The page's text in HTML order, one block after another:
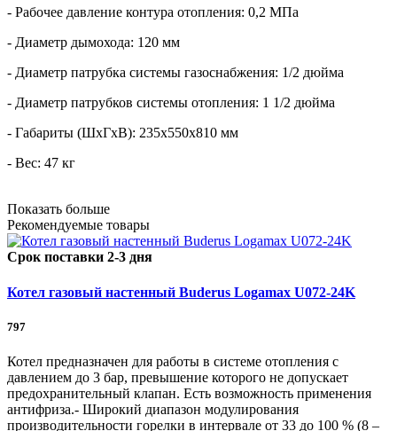
- Рабочее давление контура отопления: 0,2 МПа
- Диаметр дымохода: 120 мм
- Диаметр патрубка системы газоснабжения: 1/2 дюйма
- Диаметр патрубков системы отопления: 1 1/2 дюйма
- Габариты (ШхГхВ): 235х550х810 мм
- Вес: 47 кг
Показать больше
Рекомендуемые товары
Срок поставки 2-3 дня
Котел газовый настенный Buderus Logamax U072-24K
797
Котел предназначен для работы в системе отопления с
давлением до 3 бар, превышение которого не допускает
предохранительный клапан. Есть возможность применения
антифриза.- Широкий диапазон модулирования
производительности горелки в интервале от 33 до 100 % (8 –